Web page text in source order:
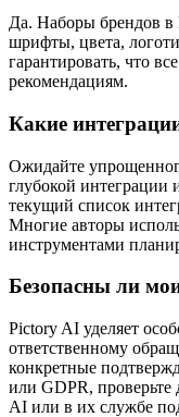
Да. Наборы брендов в
шрифты, цвета,
гарантировать, что
рекомендациям.
Какие
Ожидайте
глубокой интеграции
текущий список
Многие авторы
инструментами
Безопасны ли
Pictory AI уделяет
ответственному
конкретные
или GDPR, проверьте
AI или в их службе